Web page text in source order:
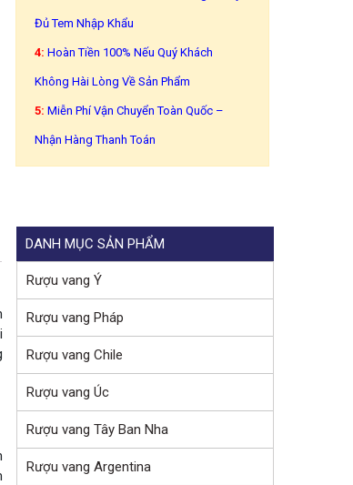
Đủ Tem Nhập Khẩu
4:Hoàn Tiền 100% Nếu Quý Khách
Không Hài Lòng Về Sản Phẩm
5: Miễn Phí Vận Chuyển Toàn Quốc –
Nhận Hàng Thanh Toán
DANH MỤC SẢN PHẨM
Rượu vang Ý
Rượu vang Pháp
Rượu vang Chile
Rượu vang Úc
Rượu vang Tây Ban Nha
Rượu vang Argentina